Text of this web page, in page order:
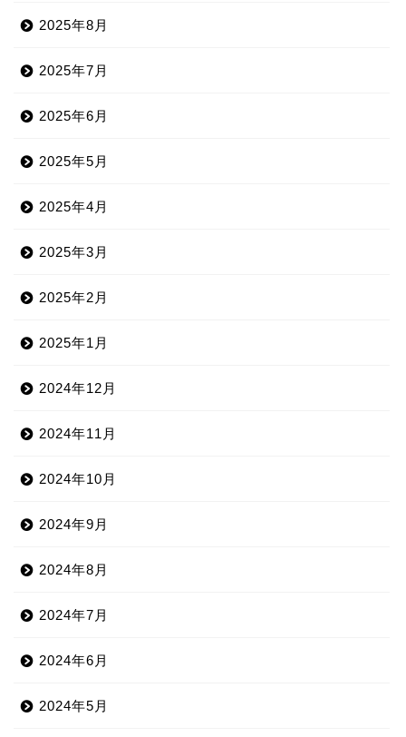
2025年8月
2025年7月
2025年6月
2025年5月
2025年4月
2025年3月
2025年2月
2025年1月
2024年12月
2024年11月
2024年10月
2024年9月
2024年8月
2024年7月
2024年6月
2024年5月